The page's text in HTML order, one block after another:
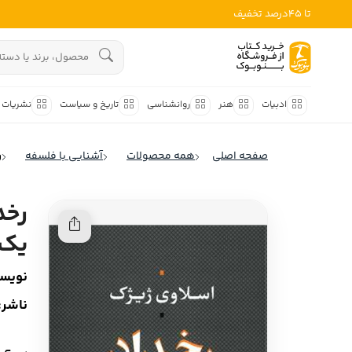
تا 45درصد تخفیف
ادبیات هنر روانشناسی تاریخ و سیاست نشریات
ادبیات ایران
ادبیات انگلیس
ادبیات فرانسه
ادبیات ایتالیا
ادبیات روسیه
ادبیات آمریکای لاتین
ادبیات
کودک و نوجوان
صفحه اصلی همه محصولات آشنایی با فلسفه